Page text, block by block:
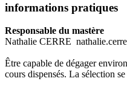
informations pratiques
Responsable du mastère
Nathalie CERRE
Être capable de dégager
cours dispensés. La sélection